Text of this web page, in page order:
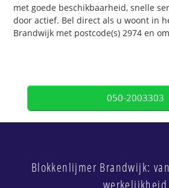
met goede beschikbaarheid, snelle
door actief. Bel direct als u woont in
Brandwijk met postcode(s) 2974 en
050-2003303
Blokkenlijmer Brandwijk:
werkelijkheid